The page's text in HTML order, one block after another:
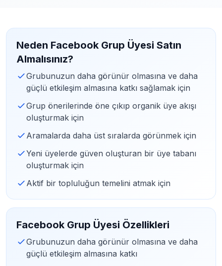
Neden Facebook Grup Üyesi Satın
Almalısınız?
Grubunuzun daha görünür olmasına ve daha
güçlü etkileşim almasına katkı sağlamak için
Grup önerilerinde öne çıkıp organik üye akışı
oluşturmak için
Aramalarda daha üst sıralarda görünmek için
Yeni üyelerde güven oluşturan bir üye tabanı
oluşturmak için
Aktif bir topluluğun temelini atmak için
Facebook Grup Üyesi Özellikleri
Grubunuzun daha görünür olmasına ve daha
güçlü etkileşim almasına katkı